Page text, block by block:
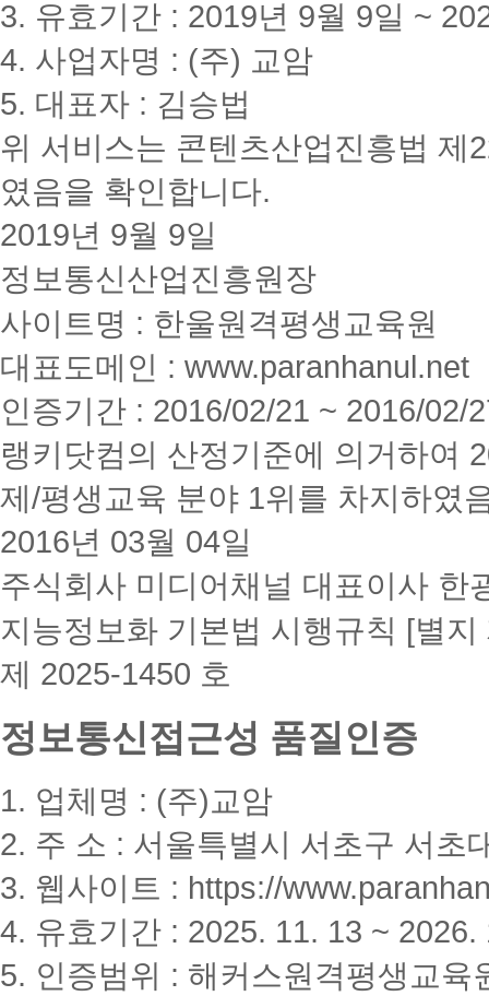
3. 유효기간 : 2019년 9월 9일 ~
4. 사업자명 : (주) 교암
5. 대표자 : 김승법
위 서비스는 콘텐츠산업진흥법 제
였음을 확인합니다.
2019년 9월 9일
정보통신산업진흥원장
사이트명 : 한울원격평생교육원
대표도메인 : www.paranhanul.net
인증기간 : 2016/02/21 ~ 2016/02/
랭키닷컴의 산정기준에 의거하여
제/평생교육 분야 1위를 차지하였
2016년 03월 04일
주식회사 미디어채널 대표이사 한
지능정보화 기본법 시행규칙 [별지
제 2025-1450 호
정보통신접근성 품질인증
1. 업체명 : (주)교암
2. 주 소 : 서울특별시 서초구 서초
3. 웹사이트 : https://
4. 유효기간 : 2025. 11. 13 ~ 2026.
5. 인증범위 : 해커스원격평생교육